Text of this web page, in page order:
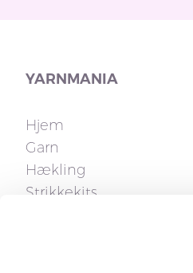
YARNMANIA
Hjem
Garn
Hækling
Strikkekits